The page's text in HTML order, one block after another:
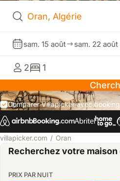
sam. 15 août sam. 22 août
2
1
Comparer Villapicker avec
villapicker.com Oran
Recherchez votre
PRIX PAR NUIT